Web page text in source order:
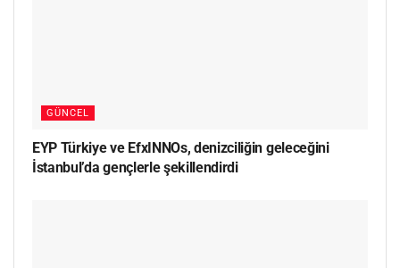
GÜNCEL
EYP Türkiye ve EfxINNOs, denizciliğin geleceğini
İstanbul’da gençlerle şekillendirdi